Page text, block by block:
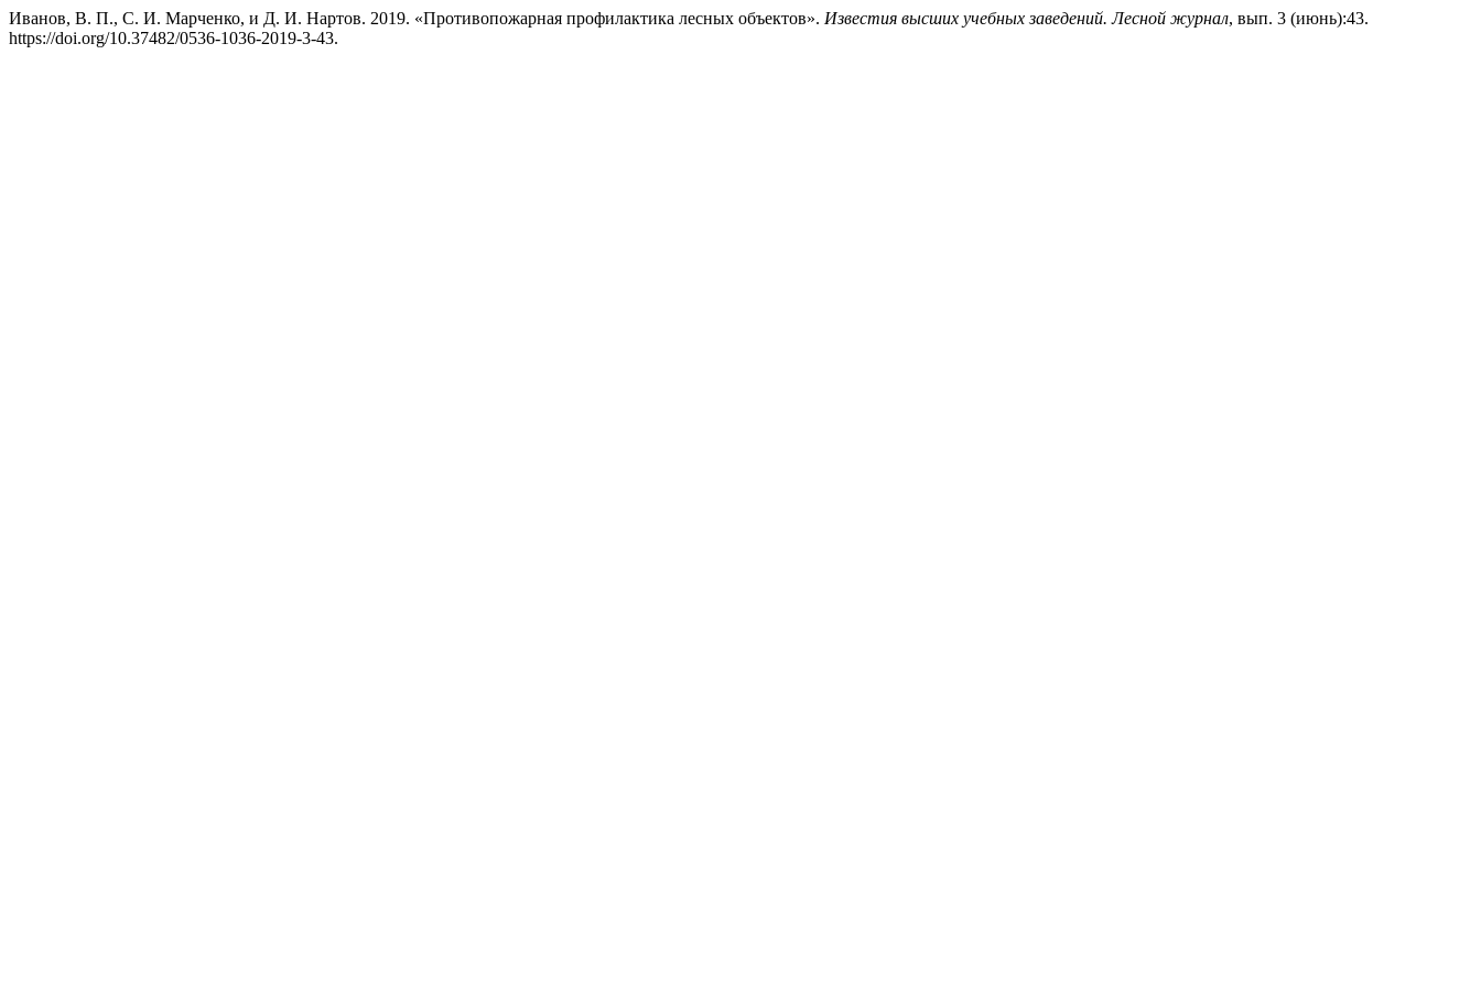
Иванов, В. П., С. И. Марченко, и Д. И. Нартов. 2019. «Противопожарная профилактика лесных объектов». Известия высших учебных заведений. Лесной журнал, вып. 3 (июнь):43.
https://doi.org/10.37482/0536-1036-2019-3-43.